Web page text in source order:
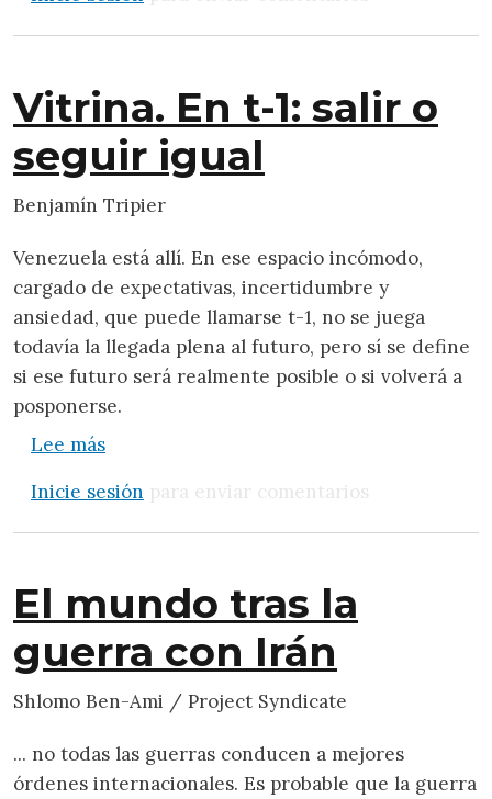
Vitrina. En t-1: salir o
seguir igual
Benjamín Tripier
Venezuela está allí. En ese espacio incómodo,
cargado de expectativas, incertidumbre y
ansiedad, que puede llamarse t-1, no se juega
todavía la llegada plena al futuro, pero sí se define
si ese futuro será realmente posible o si volverá a
posponerse.
Lee mássobre Vitrina. En t-1: salir o seguir igual
Inicie sesión para enviar comentarios
El mundo tras la
guerra con Irán
Shlomo Ben-Ami / Project Syndicate
... no todas las guerras conducen a mejores
órdenes internacionales. Es probable que la guerra